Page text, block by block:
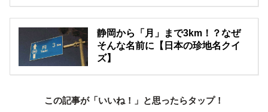
静岡から「月」まで3km！？なぜ
そんな名前に【日本の珍地名クイ
ズ】
この記事が「いいね！」と思ったらタップ！